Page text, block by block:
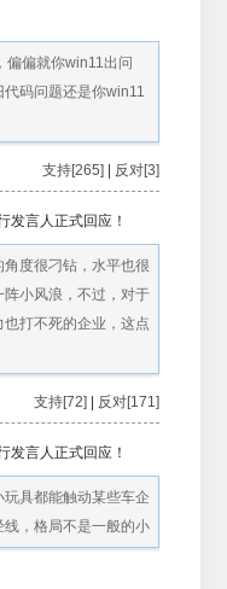
偏偏就你win11出问
代码问题还是你win11
支持[265] 反对[3]
发言人正式回应！
度很刁钻，水平也很
小风浪，不过，对于
打不死的企业，这点
支持[72] 反对[171]
发言人正式回应！
具都能触动某些车企
，格局不是一般的小